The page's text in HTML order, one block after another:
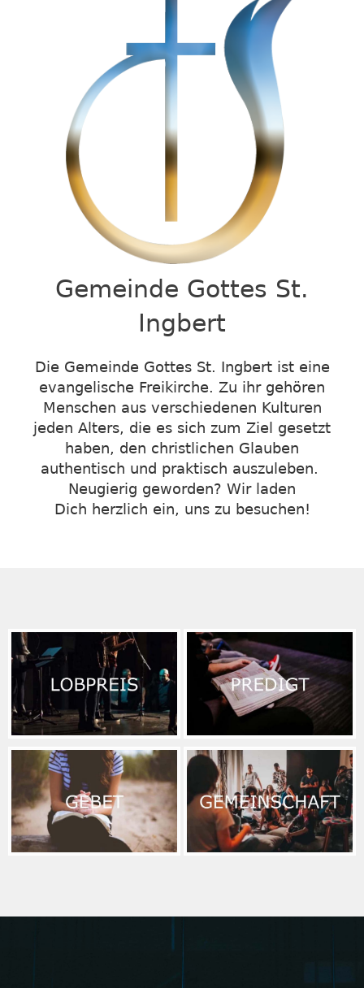
Gemeinde Gottes St.
Ingbert
Die Gemeinde Gottes St. Ingbert ist eine
evangelische Freikirche. Zu ihr gehören
Menschen aus verschiedenen Kulturen
jeden Alters, die es sich zum Ziel gesetzt
haben, den christlichen Glauben
authentisch und praktisch auszuleben.
Neugierig geworden? Wir laden
Dich herzlich ein, uns zu besuchen!